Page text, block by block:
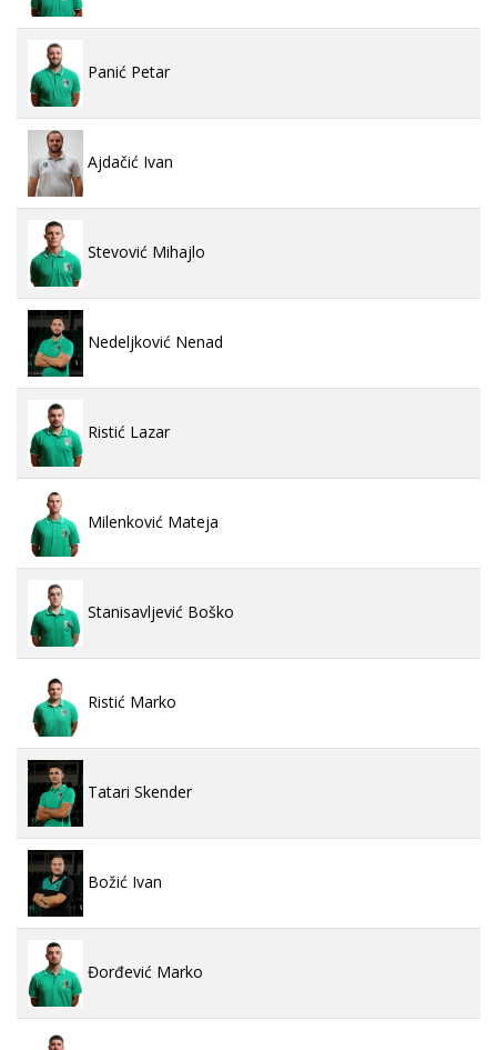
Panić Petar
Ajdačić Ivan
Stevović Mihajlo
Nedeljković Nenad
Ristić Lazar
Milenković Mateja
Stanisavljević Boško
Ristić Marko
Tatari Skender
Božić Ivan
Đorđević Marko